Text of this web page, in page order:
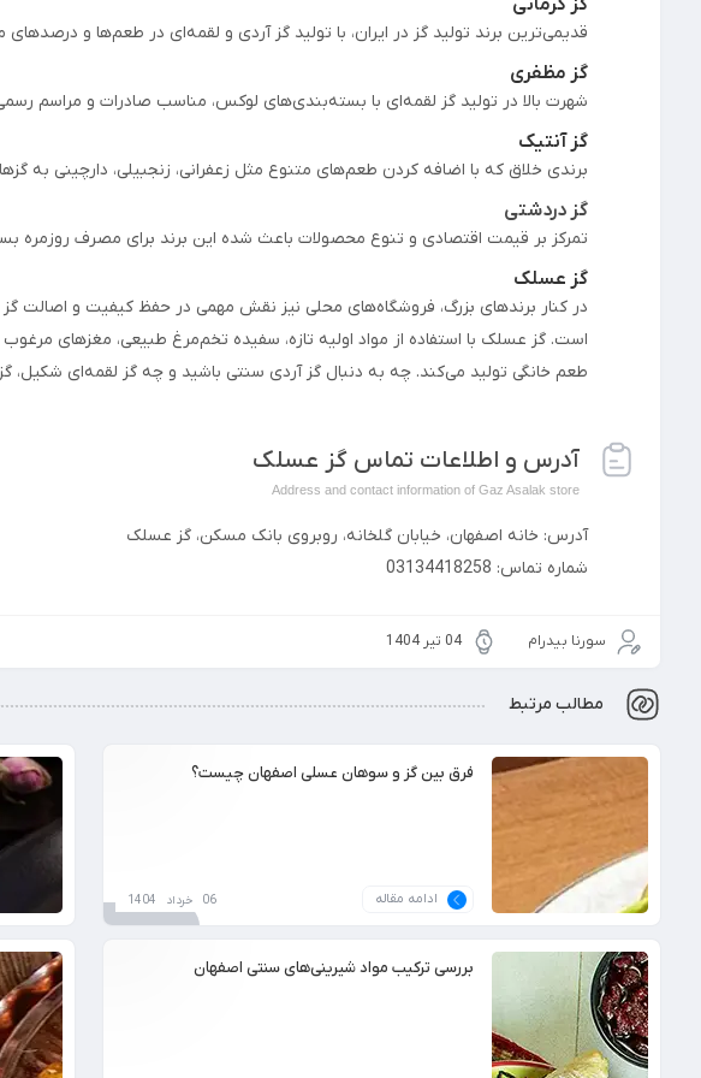
قدیمی‌ترین برند تولید گز در ایران، با تولید گز آردی و لقمه‌ای در طعم‌ها و درصدهای
گز مظفری
شهرت بالا در تولید گز لقمه‌ای با بسته‌بندی‌های لوکس، مناسب صادرات و مراسم
گز آنتیک
برندی خلاق که با اضافه کردن طعم‌های متنوع مثل زعفرانی، زنجبیلی، دارچینی به
گز دردشتی
تمرکز بر قیمت اقتصادی و تنوع محصولات باعث شده این برند برای مصرف روزمره
گز عسلک
در کنار برندهای بزرگ، فروشگاه‌های محلی نیز نقش مهمی در حفظ کیفیت و اصالت
است. گز عسلک با استفاده از مواد اولیه تازه، سفیده تخم‌مرغ طبیعی، مغزهای مرغوب
طعم خانگی تولید می‌کند. چه به دنبال گز آردی سنتی باشید و چه گز لقمه‌ای
آدرس و اطلاعات تماس گز عسلک
Address and contact information of Gaz Asalak store
آدرس: خانه اصفهان، خیابان گلخانه، روبروی بانک مسکن، گز عسلک
شماره تماس: 03134418258
سورنا بیدرام 04 تیر 1404
مطالب مرتبط
فرق بین گز و سوهان‌ عسلی اصفهان چیست؟
ادامه مقاله 06 خرداد 1404
بررسی ترکیب مواد شیرینی‌های سنتی اصفهان